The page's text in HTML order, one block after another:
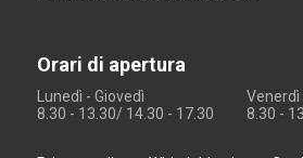
Orari di apertura
Lunedì - Giovedì
8.30 - 13.30/ 14.30 - 17.30
Venerdì
8.30 -